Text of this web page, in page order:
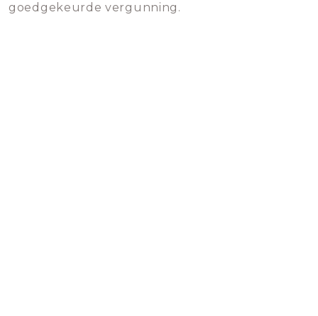
goedgekeurde vergunning.